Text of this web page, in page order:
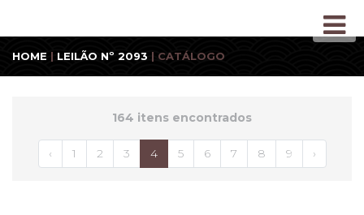
HOME | LEILÃO Nº 2093 | CATÁLOGO
164 itens encontrados
‹ 1 2 3 4 5 6 7 8 9 ›